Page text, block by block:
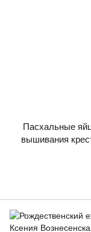
Пасхальные
вышивания